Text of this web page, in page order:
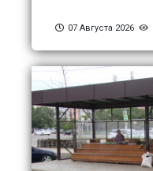
07 Августа 2026